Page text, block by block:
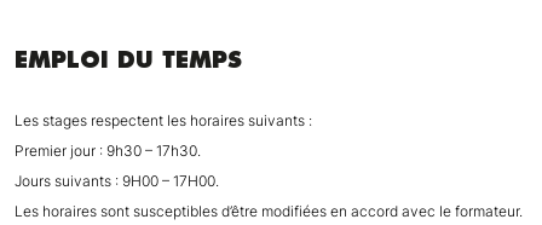
EMPLOI DU TEMPS
Les stages respectent les horaires suivants :
Premier jour : 9h30 – 17h30.
Jours suivants : 9H00 – 17H00.
Les horaires sont susceptibles d’être modifiées en accord avec le formateur.